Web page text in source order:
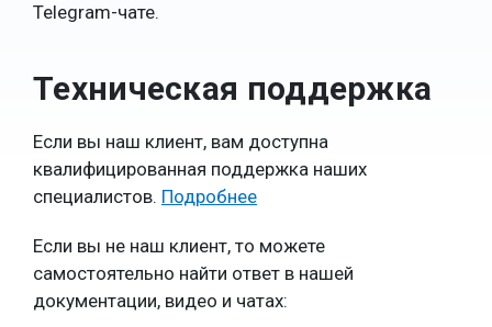
Telegram-чате.
Техническая поддержка
Если вы наш клиент, вам доступна
квалифицированная поддержка наших
специалистов. Подробнее
Если вы не наш клиент, то можете
самостоятельно найти ответ в нашей
документации, видео и чатах: